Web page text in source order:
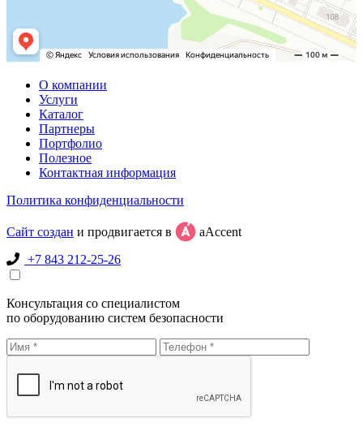
О компании
Услуги
Каталог
Партнеры
Портфолио
Полезное
Контактная информация
Политика конфиденциальности
Сайт создан и продвигается в
aAccent
+7 843 212-25-26
Консультация со специалистом
по оборудованию систем безопасности